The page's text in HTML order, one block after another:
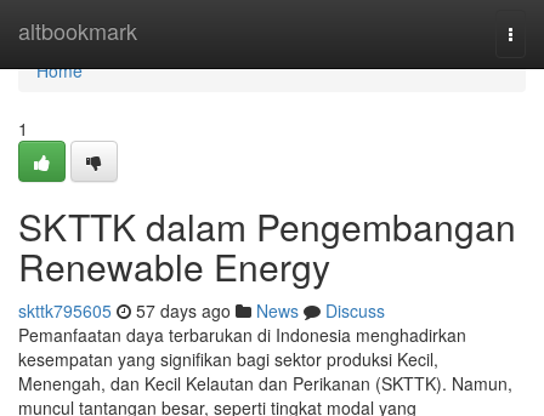
altbookmark
Home
Home
1
SKTTK dalam Pengembangan
Renewable Energy
skttk795605 57 days ago News
Discuss
Pemanfaatan daya terbarukan di Indonesia menghadirkan
kesempatan yang signifikan bagi sektor produksi Kecil,
Menengah, dan Kecil Kelautan dan Perikanan (SKTTK). Namun,
muncul tantangan besar, seperti tingkat modal yang